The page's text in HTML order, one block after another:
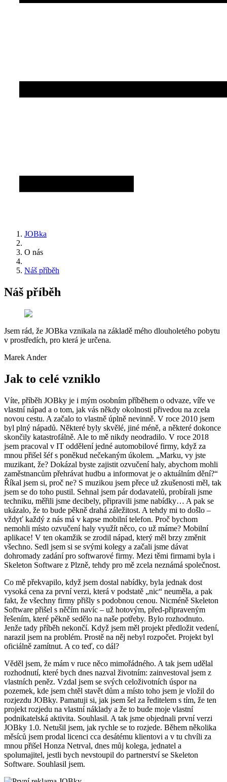
JOBka
O nás
Náš příběh
Náš příběh
Jsem rád, že JOBka vznikala na základě mého dlouholetého pobytu
v prostředích, pro která je určena.
Marek Ander
Jak to celé vzniklo
Víte, příběh JOBky je i mým osobním příběhem o odvaze, víře ve
vlastní nápad a o tom, jak vás někdy okolnosti přivedou na zcela
novou cestu. A začalo to vlastně úplně nevinně. V roce 2010 jsem
byl plný nápadů. Některé byly skvělé, jiné méně, a některé dokonce
skončily katastrofálně. Ale to mě nikdy neodradilo. V roce 2018
jsem pracoval v IT oddělení jedné automobilové firmy, když za
mnou přišel šéf s poněkud nečekaným úkolem. „Marku, vy jste
muzikant, že? Dokázal byste zajistit ozvučení haly, abychom mohli
zaměstnancům přehrávat hudbu a informovat je o aktuálním dění?“
Říkal jsem si, proč ne? S muzikou jsem přece už zkušenosti měl, tak
jsem se do toho pustil. Sehnal jsem pár dodavatelů, probírali jsme
techniku, měřili jsme decibely, připravili jsme nabídky… A pak se
ukázalo, že to bude pěkně drahá záležitost. A tehdy mi to došlo –
vždyť každý z nás má v kapse mobilní telefon. Proč bychom
nemohli místo ozvučení haly využít něco, co už máme? Mobilní
aplikace! V ten okamžik se zrodil nápad, který měl brzy změnit
všechno. Sedl jsem si se svými kolegy a začali jsme dávat
dohromady zadání pro softwarové firmy. Mezi těmi firmami byla i
Skeleton Software z Plzně, tehdy pro mě zcela neznámá společnost.
Co mě překvapilo, když jsem dostal nabídky, byla jednak dost
vysoká cena za první verzi, která v podstatě „nic“ neuměla, a pak
fakt, že všechny firmy přišly s podobnou cenou. Nicméně Skeleton
Software přišel s něčím navíc – už hotovým, před-připraveným
řešením, které pěkně sedělo na naše potřeby. Bylo rozhodnuto.
Jenže tady příběh nekončí. Když jsem měl projekt předložit vedení,
narazil jsem na problém. Prostě na něj nebyl rozpočet. Projekt byl
oficiálně zamítnut. A co teď, co dál?
Věděl jsem, že mám v ruce něco mimořádného. A tak jsem udělal
rozhodnutí, které bych dnes nazval životním: zainvestoval jsem z
vlastních peněz. Vzdal jsem se svých celoživotních úspor na
pozemek, kde jsem chtěl stavět dům a místo toho jsem je vložil do
rozjezdu JOBky. Pamatuji si, jak jsem šel za ředitelem s tím, že ten
projekt rozjedu na vlastní náklady a že to bude moje vlastní
podnikatelská aktivita. Souhlasil. A tak jsme objednali první verzi
JOBky 1.0. Netušil jsem, jak rychle se to rozjede. Během několika
měsíců jsem prodal licenci cca desátému klientovi a v tu chvíli za
mnou přišel Honza Netrval, dnes můj kolega, jednatel a
spolumajitel, jestli bych nevstoupil do partnerství se Skeleton
Software. Souhlasil jsem.